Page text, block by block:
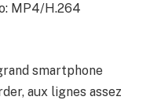
MP4/H.264
smartphone
aux lignes assez